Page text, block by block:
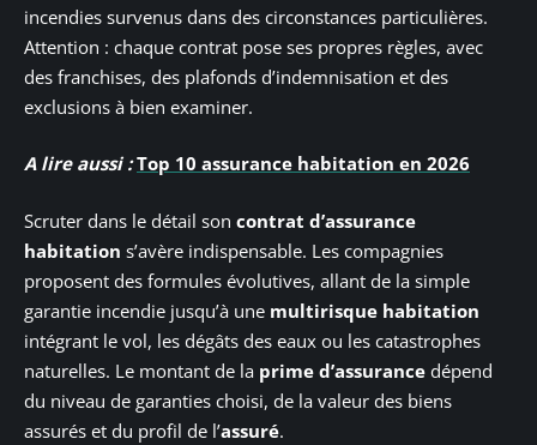
incendies survenus dans des circonstances particulières.
Attention : chaque contrat pose ses propres règles, avec
des franchises, des plafonds d’indemnisation et des
exclusions à bien examiner.
A lire aussi : Top 10 assurance habitation en 2026
Scruter dans le détail son contrat d’assurance
habitation s’avère indispensable. Les compagnies
proposent des formules évolutives, allant de la simple
garantie incendie jusqu’à une multirisque habitation
intégrant le vol, les dégâts des eaux ou les catastrophes
naturelles. Le montant de la prime d’assurance dépend
du niveau de garanties choisi, de la valeur des biens
assurés et du profil de l’assuré.